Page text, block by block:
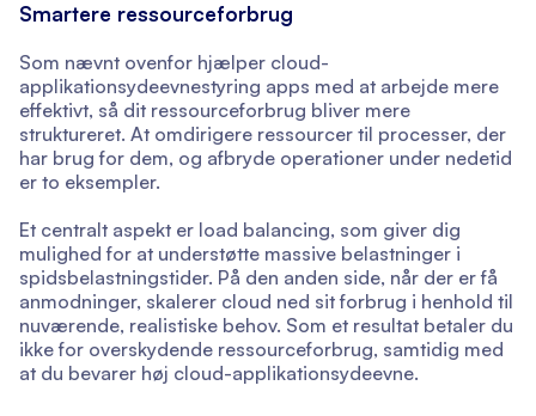
Smartere ressourceforbrug
Som nævnt ovenfor hjælper cloud-
applikationsydeevnestyring apps med at arbejde mere
effektivt, så dit ressourceforbrug bliver mere
struktureret. At omdirigere ressourcer til processer, der
har brug for dem, og afbryde operationer under nedetid
er to eksempler.
Et centralt aspekt er load balancing, som giver dig
mulighed for at understøtte massive belastninger i
spidsbelastningstider. På den anden side, når der er få
anmodninger, skalerer cloud ned sit forbrug i henhold til
nuværende, realistiske behov. Som et resultat betaler du
ikke for overskydende ressourceforbrug, samtidig med
at du bevarer høj cloud-applikationsydeevne.